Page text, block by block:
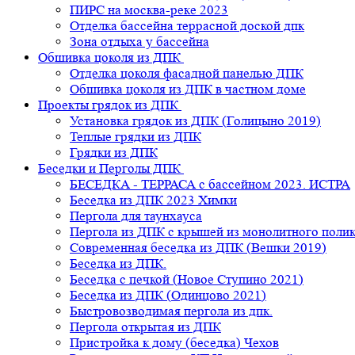
ПИРС на москва-реке 2023
Отделка бассейна террасной доской дпк
Зона отдыха у бассейна
Обшивка цоколя из ДПК
Отделка цоколя фасадной панелью ДПК
Обшивка цоколя из ДПК в частном доме
Проекты грядок из ДПК
Установка грядок из ДПК (Голицыно 2019)
Теплые грядки из ДПК
Грядки из ДПК
Беседки и Перголы ДПК
БЕСЕДКА - ТЕРРАСА с бассейном 2023. ИСТРА
Беседка из ДПК 2023 Химки
Пергола для таунхауса
Пергола из ДПК с крышей из монолитного
Современная беседка из ДПК (Вешки 2019)
Беседка из ДПК.
Беседка с печкой (Новое Ступино 2021)
Беседка из ДПК (Одинцово 2021)
Быстровозводимая пергола из дпк.
Пергола открытая из ДПК
Пристройка к дому (беседка) Чехов